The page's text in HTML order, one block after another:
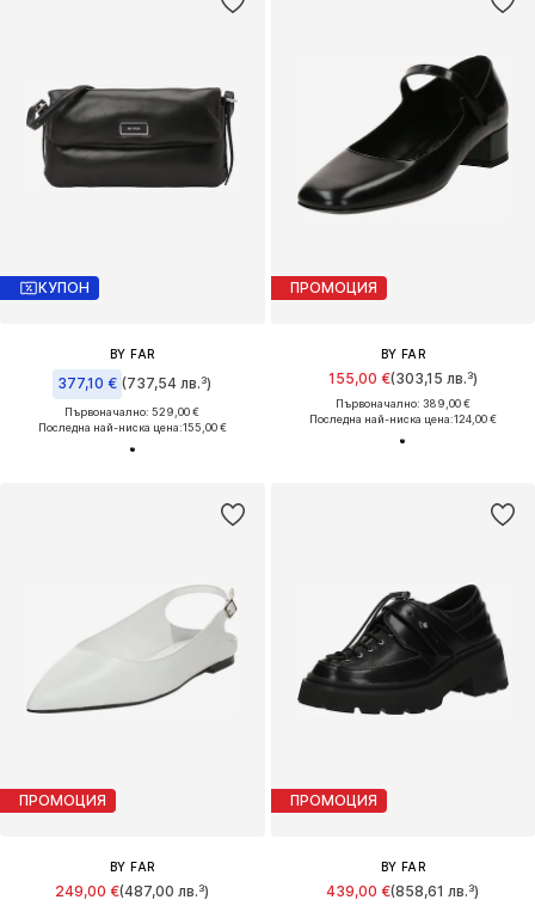
КУПОН
BY FAR
377,10 € (737,54 лв.³)
Първоначално: 529,00 €
Последна най-ниска цена:155,00 €
ПРОМОЦИЯ
BY FAR
155,00 €(303,15 лв.³)
Първоначално: 389,00 €
Последна най-ниска цена:124,00 €
ПРОМОЦИЯ
BY FAR
249,00 €(487,00 лв.³)
ПРОМОЦИЯ
BY FAR
439,00 €(858,61 лв.³)